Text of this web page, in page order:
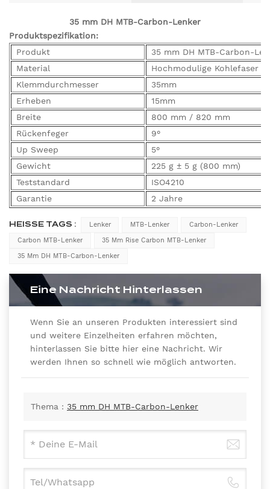
35 mm DH MTB-Carbon-Lenker
Produktspezifikation:
Produkt
35 mm DH MTB-Carbon-
Material
Hochmodulige Kohlefaser
Klemmdurchmesser
35mm
Erheben
15mm
Breite
800 mm / 820 mm
Rückenfeger
9°
Up Sweep
5°
Gewicht
225 g ± 5 g (800 mm)
Teststandard
ISO4210
Garantie
2 Jahre
HEISSE TAGS : Lenker MTB-Lenker
Carbon-Lenker
Carbon MTB-Lenker
35 Mm Rise Carbon MTB-Lenker
35 Mm DH MTB-Carbon-Lenker
Eine Nachricht Hinterlassen
Wenn Sie an unseren Produkten interessiert sind
und weitere Einzelheiten erfahren möchten,
hinterlassen Sie bitte hier eine Nachricht. Wir
werden Ihnen so schnell wie möglich antworten.
Thema : 35 mm DH MTB-Carbon-Lenker